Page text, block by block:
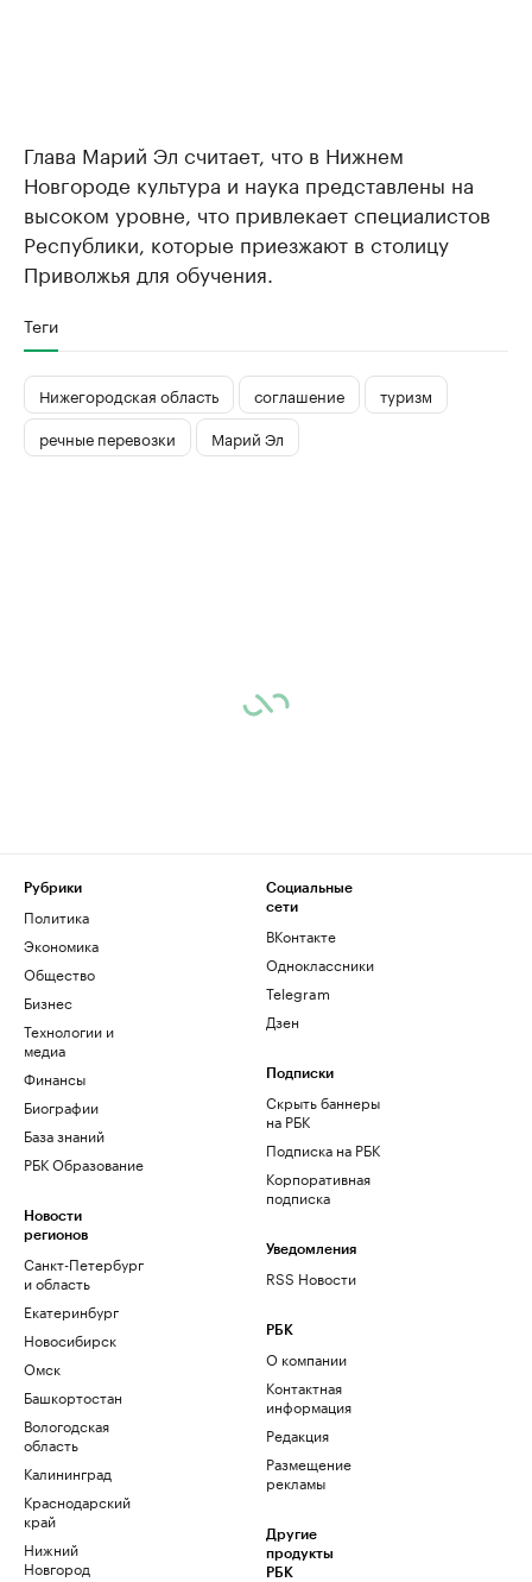
Глава Марий Эл считает, что в Нижнем
Новгороде культура и наука представлены на
высоком уровне, что привлекает специалистов
Республики, которые приезжают в столицу
Приволжья для обучения.
Теги
Нижегородская область соглашение
туризм
речные перевозки
Марий Эл
Рубрики
Политика
Экономика
Общество
Бизнес
Технологии и
медиа
Финансы
Биографии
База знаний
РБК Образование
Новости
регионов
Санкт-Петербург
и область
Екатеринбург
Новосибирск
Омск
Башкортостан
Вологодская
область
Калининград
Краснодарский
край
Нижний
Новгород
Социальные
сети
ВКонтакте
Одноклассники
Telegram
Дзен
Подписки
Скрыть баннеры
на РБК
Подписка на РБК
Корпоративная
подписка
Уведомления
RSS Новости
РБК
О компании
Контактная
информация
Редакция
Размещение
рекламы
Другие
продукты
РБК